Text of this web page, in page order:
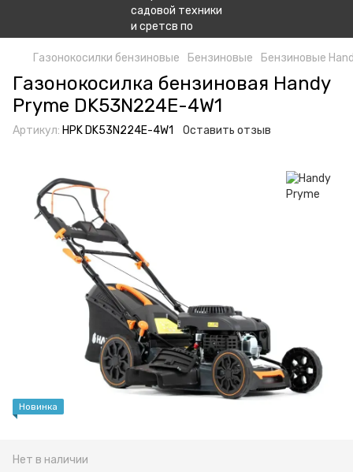
Газонокосилки бензиновые Бензиновые Бензиновые
Газонокосилка бензиновая Handy
Pryme DK53N224E-4W1
Артикул: HPK DK53N224E-4W1 Оставить отзыв
Новинка
Нет в наличии